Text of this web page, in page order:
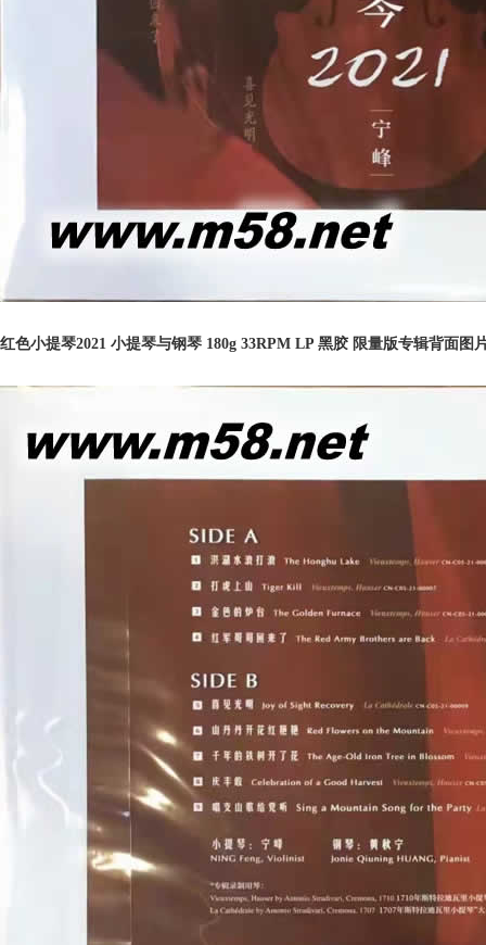
红色小提琴2021 小提琴与钢琴 180g 33RPM LP 黑胶 限量版专辑背面图